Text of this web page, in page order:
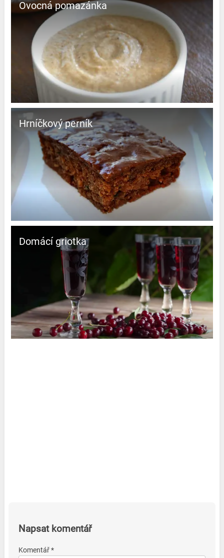
Ovocná pomazánka
Hrníčkový perník
Domácí griotka
Napsat komentář
Komentář *